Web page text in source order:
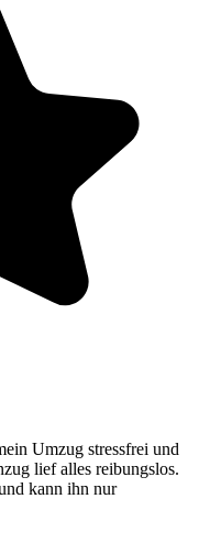
Umzug stressfrei und
lief alles reibungslos.
kann ihn nur